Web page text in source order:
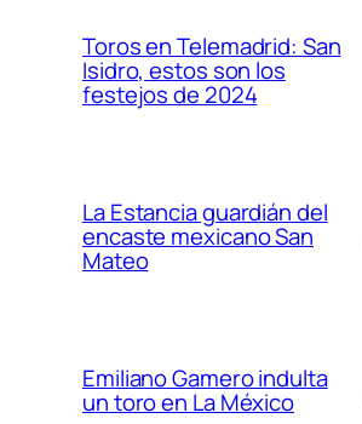
Toros en Telemadrid: San
Isidro, estos son los
festejos de 2024
La Estancia guardián del
encaste mexicano San
Mateo
Emiliano Gamero indulta
un toro en La México